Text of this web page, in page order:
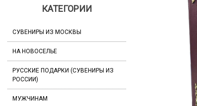
КАТЕГОРИИ
СУВЕНИРЫ ИЗ МОСКВЫ
НА НОВОСЕЛЬЕ
РУССКИЕ ПОДАРКИ (СУВЕНИРЫ ИЗ
РОССИИ)
МУЖЧИНАМ